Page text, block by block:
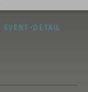
EVENT-DETAIL